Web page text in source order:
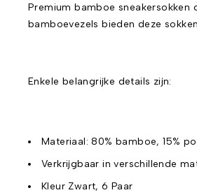
Premium bamboe
bamboevezels bieden deze
Enkele belangrijke details zijn:
Materiaal: 80% bamboe, 15%
Verkrijgbaar in verschillende
Kleur Zwart, 6 Paar